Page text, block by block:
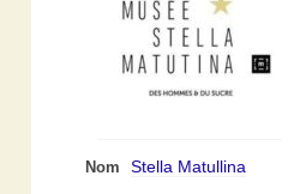
Nom Stella Matullina